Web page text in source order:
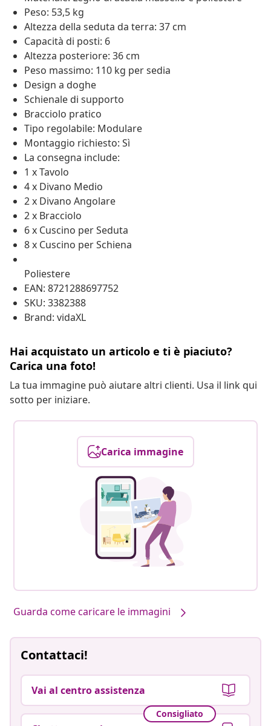
Peso: 53,5 kg
Altezza della seduta da terra: 37 cm
Capacità di posti: 6
Altezza posteriore: 36 cm
Peso massimo: 110 kg per sedia
Design a doghe
Schienale di supporto
Bracciolo pratico
Tipo regolabile: Modulare
Montaggio richiesto: Sì
La consegna include:
1 x Tavolo
4 x Divano Medio
2 x Divano Angolare
2 x Bracciolo
6 x Cuscino per Seduta
8 x Cuscino per Schiena
Poliestere
EAN: 8721288697752
SKU: 3382388
Brand: vidaXL
Hai acquistato un articolo e ti è piaciuto?
Carica una foto!
La tua immagine può aiutare altri clienti. Usa il link qui
sotto per iniziare.
Carica immagine
Guarda come caricare le immagini
Contattaci!
Vai al centro assistenza
Consigliato